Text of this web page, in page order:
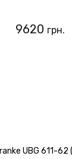
9620 грн.